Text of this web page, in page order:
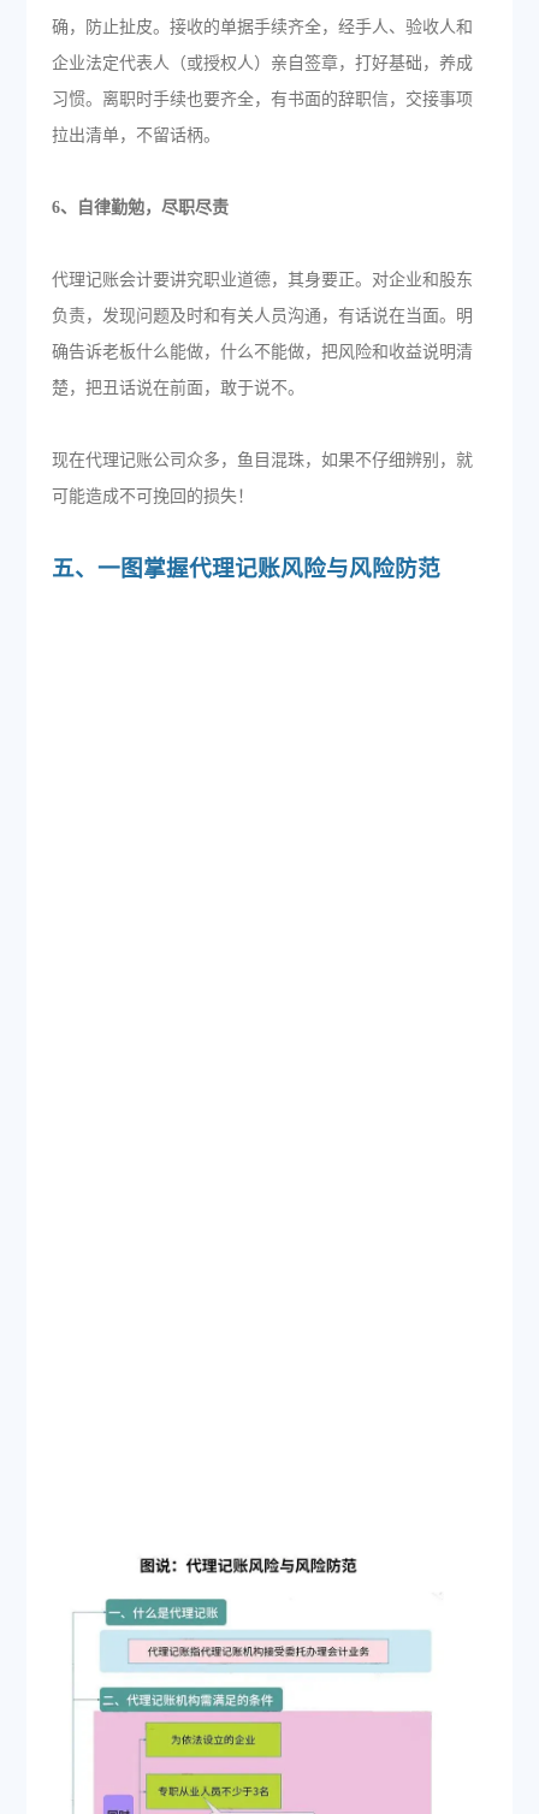
确，防止扯皮。接收的单据手续齐全，经手人、验收人和
企业法定代表人（或授权人）亲自签章，打好基础，养成
习惯。离职时手续也要齐全，有书面的辞职信，交接事项
拉出清单，不留话柄。
6、自律勤勉，尽职尽责
代理记账会计要讲究职业道德，其身要正。对企业和股东
负责，发现问题及时和有关人员沟通，有话说在当面。明
确告诉老板什么能做，什么不能做，把风险和收益说明清
楚，把丑话说在前面，敢于说不。
现在代理记账公司众多，鱼目混珠，如果不仔细辨别，就
可能造成不可挽回的损失！
五、一图掌握代理记账风险与风险防范